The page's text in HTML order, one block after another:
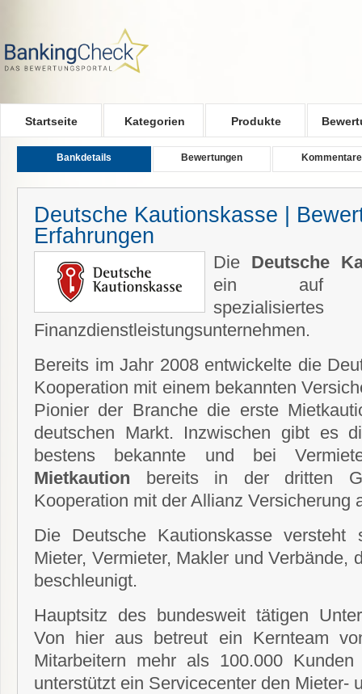
Startseite Kategorien Produkte
Bankdetails Bewertungen Kommentare
Deutsche Kautionskasse |
Erfahrungen
Die Deutsche
ein auf
spezialisiertes
Finanzdienstleistungsunternehmen.
Bereits im Jahr 2008 entwickelte die
Kooperation mit einem bekannten
Pionier der Branche die erste
deutschen Markt. Inzwischen gibt es
bestens bekannte und bei
Mietkaution bereits in der dritten
Kooperation mit der Allianz Versicherung
Die Deutsche Kautionskasse
Mieter, Vermieter, Makler und Verbände,
beschleunigt.
Hauptsitz des bundesweit tätigen
Von hier aus betreut ein Kernteam
Mitarbeitern mehr als 100.000
unterstützt ein Servicecenter den Mieter-